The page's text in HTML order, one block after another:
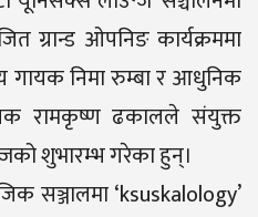
ओपनिङ कार्यक्रममा
गायक निमा रुम्बा र आधुनिक
रामकृष्ण ढकालले संयुक्त
शुभारम्भ गरेका हुन्।
सञ्जालमा ‘ksuskalology’